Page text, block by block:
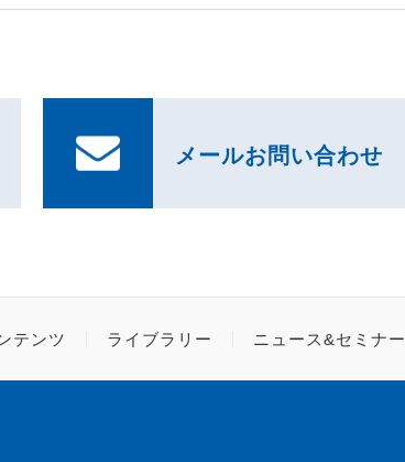
メールお問い合わせ
テンツ ライブラリー ニュース&セミナー